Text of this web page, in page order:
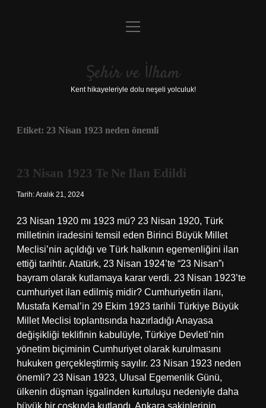
Anasayfa
Yasal Uyarı
menüyü
Şehir ve İlham
Kent hikayeleriyle dolu neşeli yolculuk!
Etiket: 23 Nisan 1923 neden önemli
23 Nisan 1923 Te Ne Ilan Edildi
Tarih: Aralık 21, 2024
23 Nisan 1920 mı 1923 mü? 23 Nisan 1920, Türk
milletinin iradesini temsil eden Birinci Büyük Millet
Meclisi’nin açıldığı ve Türk halkının egemenliğini ilan
ettiği tarihtir. Atatürk, 23 Nisan 1924’te “23 Nisan”ı
bayram olarak kutlamaya karar verdi. 23 Nisan 1923’te
cumhuriyet ilan edilmiş midir? Cumhuriyetin ilanı,
Mustafa Kemal’in 29 Ekim 1923 tarihli Türkiye Büyük
Millet Meclisi toplantısında hazırladığı Anayasa
değişikliği teklifinin kabulüyle, Türkiye Devleti’nin
yönetim biçiminin Cumhuriyet olarak kurulmasını
hukuken gerçekleştirmiş sayılır. 23 Nisan 1923 neden
önemli? 23 Nisan 1923, Ulusal Egemenlik Günü,
ülkenin düşman işgalinden kurtuluşu nedeniyle daha
büyük bir coşkuyla kutlandı. Ankara sakinlerinin